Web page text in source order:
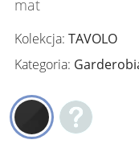
mat
Kolekcja: TAVOLO
Kategoria: